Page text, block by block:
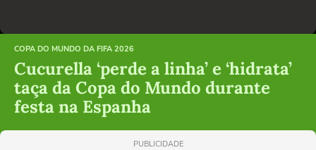
COPA DO MUNDO DA FIFA 2026
Cucurella ‘perde a linha’ e ‘hidrata’
taça da Copa do Mundo durante
festa na Espanha
PUBLICIDADE